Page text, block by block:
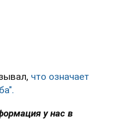
что означает
у нас в